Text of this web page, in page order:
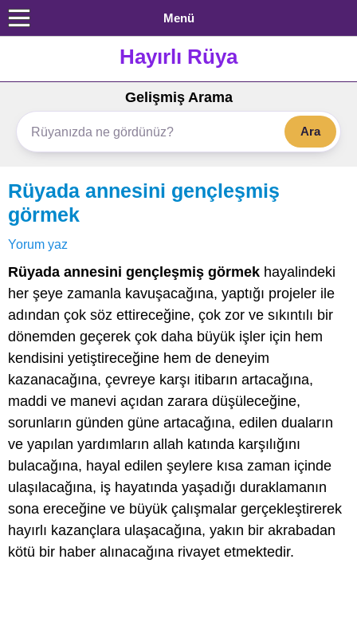
Menü
Hayırlı Rüya
Gelişmiş Arama
Ara
Rüyada annesini gençleşmiş
görmek
Yorum yaz
Rüyada annesini gençleşmiş görmek hayalindeki
her şeye zamanla kavuşacağına, yaptığı projeler ile
adından çok söz ettireceğine, çok zor ve sıkıntılı bir
dönemden geçerek çok daha büyük işler için hem
kendisini yetiştireceğine hem de deneyim
kazanacağına, çevreye karşı itibarın artacağına,
maddi ve manevi açıdan zarara düşüleceğine,
sorunların günden güne artacağına, edilen duaların
ve yapılan yardımların allah katında karşılığını
bulacağına, hayal edilen şeylere kısa zaman içinde
ulaşılacağına, iş hayatında yaşadığı duraklamanın
sona ereceğine ve büyük çalışmalar gerçekleştirerek
hayırlı kazançlara ulaşacağına, yakın bir akrabadan
kötü bir haber alınacağına rivayet etmektedir.